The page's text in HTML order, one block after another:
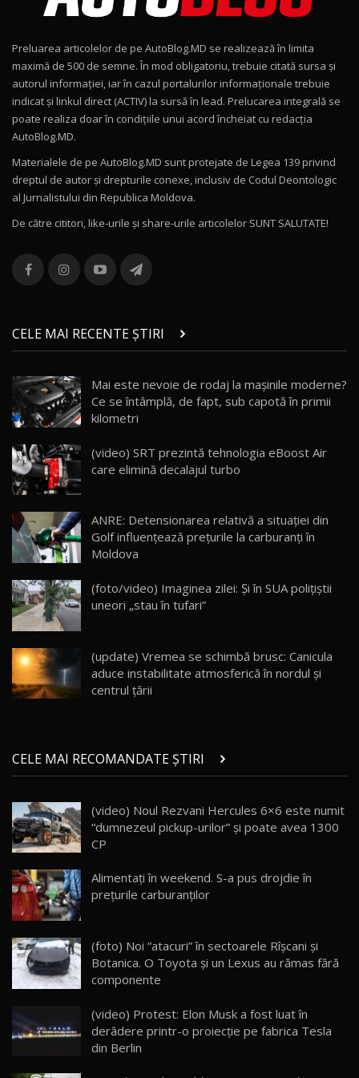
15:22
Mercedes-AMG E 53 HYBRID 4MATIC+ / Test
Drive AutoBlog.MD
16:27
11
Noul Volvo ES90 / Test Drive AutoBlog.MD
12
Noul MG HS / Test Drive AutoBlog.MD
16:48
13
combină aventura cu luxul / AutoBlog.MD
36:08
chinez care face lumea să se întoarcă după el
/ AutoBlog.MD
17:27
15 14:37
16
AutoBlogMD
13:10
17 20:06
30:08
AutoBlog.MD
23:36
20
Noul ZEEKR 7X / Test Drive AutoBlog.MD
29:08
21
Micul BYD Dolphin Surf / Test Drive
AutoBlog.MD
16:59
22
Noua Mazda 6e / Test Drive AutoBlog.MD
26:59
23
Lynk & Co 01 / Test Drive AutoBlog.MD
25:19
24
ZEEKR 009: Cel mai Performant și Confortabil
Van Electric Testat în Moldova / AutoBlog.MD
26:38
mai Exclusiv și Puternic Defender Testat în
Moldova
32:21
26
Preluarea articolelor de pe AutoBlog.MD se realizează în limita
maximă de 500 de semne. În mod obligatoriu, trebuie citată sursa și
autorul informației, iar în cazul portalurilor informaționale trebuie
indicat și linkul direct (ACTIV) la sursă în lead. Prelucarea integrală se
poate realiza doar în condițiile unui acord încheiat cu redacţia
AutoBlog.MD.
Materialele de pe AutoBlog.MD sunt protejate de Legea 139 privind
dreptul de autor și drepturile conexe, inclusiv de Codul Deontologic
al Jurnalistului din Republica Moldova.
De către cititori, like-urile şi share-urile articolelor SUNT SALUTATE!
CELE MAI RECENTE ȘTIRI
Mai este nevoie de rodaj la mașinile moderne?
Ce se întâmplă, de fapt, sub capotă în primii
kilometri
(video) SRT prezintă tehnologia eBoost Air
care elimină decalajul turbo
ANRE: Detensionarea relativă a situației din
Golf influențează prețurile la carburanți în
Moldova
(foto/video) Imaginea zilei: Și în SUA polițiștii
uneori „stau în tufari”
(update) Vremea se schimbă brusc: Canicula
aduce instabilitate atmosferică în nordul și
centrul țării
CELE MAI RECOMANDATE ȘTIRI
(video) Noul Rezvani Hercules 6×6 este numit
“dumnezeul pickup-urilor” şi poate avea 1300
CP
Alimentați în weekend. S-a pus drojdie în
preţurile carburanţilor
(foto) Noi “atacuri” în sectoarele Rîşcani şi
Botanica. O Toyota şi un Lexus au rămas fără
componente
(video) Protest: Elon Musk a fost luat în
derâdere printr-o proiecție pe fabrica Tesla
din Berlin